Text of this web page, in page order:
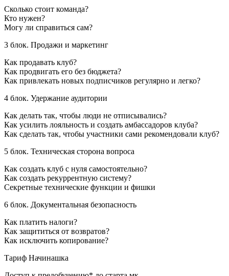
Сколько стоит команда?
Кто нужен?
Могу ли справиться сам?
3 блок. Продажи и маркетинг
Как продавать клуб?
Как продвигать его без бюджета?
Как привлекать новых подписчиков регулярно и легко?
4 блок. Удержание аудитории
Как делать так, чтобы люди не отписывались?
Как усилить лояльность и создать амбассадоров клуба?
Как сделать так, чтобы участники сами рекомендовали клуб?
5 блок. Техническая сторона вопроса
Как создать клуб с нуля самостоятельно?
Как создать рекуррентную систему?
Секретные технические функции и фишки
6 блок. Документальная безопасность
Как платить налоги?
Как защититься от возвратов?
Как исключить копирование?
Тариф Начинашка